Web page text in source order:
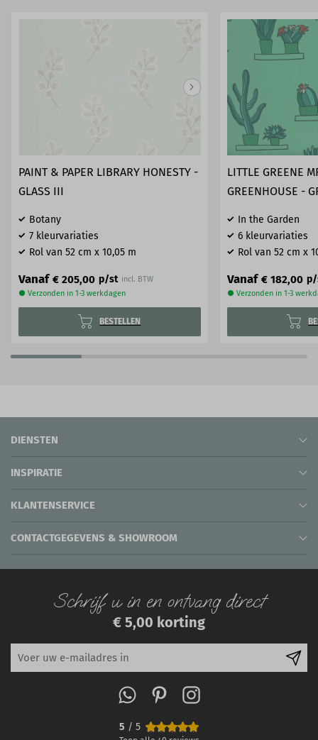
PAINT & PAPER LIBRARY HONESTY -
GLASS III
Botany
7 kleurvariaties
Rol van 52 cm x 10,05 m
Vanaf € 205,00 p/st incl. BTW
● Verzonden in 1-3 werkdagen
BESTELLEN
LITTLE GREENE
GREENHOUSE -
In the Garden
6 kleurvariaties
Rol van 52 cm x
Vanaf € 182,00
● Verzonden in 1-3
DIENSTEN
INSPIRATIE
KLANTENSERVICE
CONTACTGEGEVENS & SHOWROOM
Schrijf u in en ontvang direct
€ 5,00 korting
5 / 5